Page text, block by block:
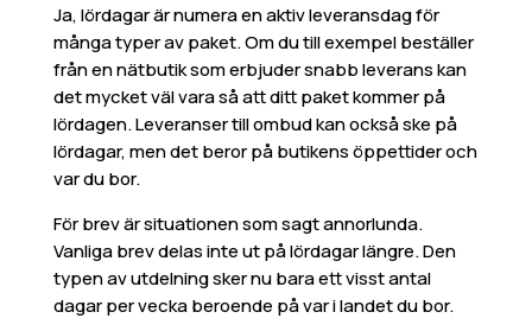
Ja, lördagar är numera en aktiv leveransdag för
många typer av paket. Om du till exempel beställer
från en nätbutik som erbjuder snabb leverans kan
det mycket väl vara så att ditt paket kommer på
lördagen. Leveranser till ombud kan också ske på
lördagar, men det beror på butikens öppettider och
var du bor.
För brev är situationen som sagt annorlunda.
Vanliga brev delas inte ut på lördagar längre. Den
typen av utdelning sker nu bara ett visst antal
dagar per vecka beroende på var i landet du bor.